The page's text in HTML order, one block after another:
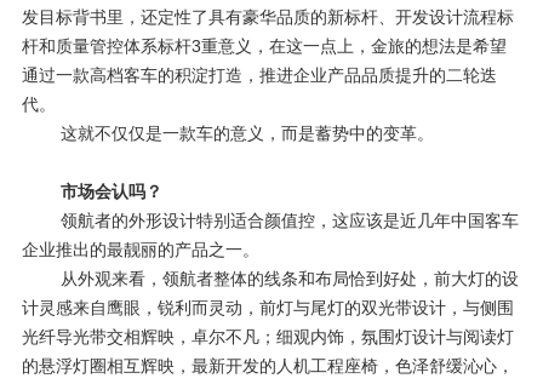
发目标背书里，还定性了具有豪华品质的新标杆、开发设计流程标
杆和质量管控体系标杆3重意义，在这一点上，金旅的想法是希望
通过一款高档客车的积淀打造，推进企业产品品质提升的二轮迭
代。
这就不仅仅是一款车的意义，而是蓄势中的变革。
市场会认吗？
领航者的外形设计特别适合颜值控，这应该是近几年中国客车
企业推出的最靓丽的产品之一。
从外观来看，领航者整体的线条和布局恰到好处，前大灯的设
计灵感来自鹰眼，锐利而灵动，前灯与尾灯的双光带设计，与侧围
光纤导光带交相辉映，卓尔不凡；细观内饰，氛围灯设计与阅读灯
的悬浮灯圈相互辉映，最新开发的人机工程座椅，色泽舒缓沁心，